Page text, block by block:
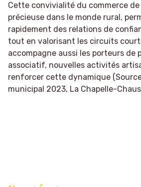
Cette convivialité du commerce
précieuse dans le monde rural,
rapidement des relations de
tout en valorisant les circuits
accompagne aussi les porteurs de
associatif, nouvelles activités
renforcer cette dynamique
municipal 2023, La Chapelle-